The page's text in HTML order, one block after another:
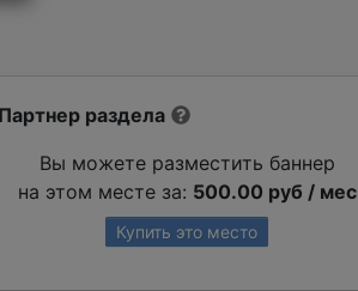
Партнер раздела
Вы можете разместить баннер
на этом месте за: 500.00 руб / мес
Купить это место